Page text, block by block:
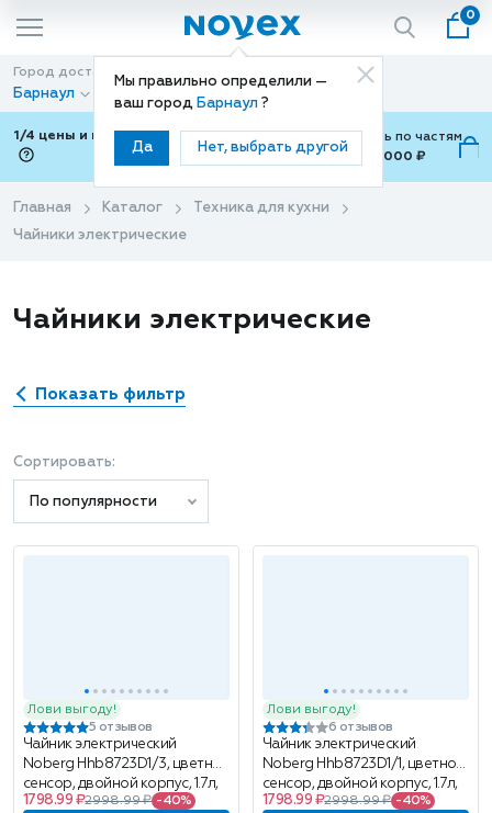
Мы правильно определили —
ваш город Барнаул ?
Да Нет, выбрать другой
0
Город доставки
Барнаул
Способ доставки
Доставка
1/4 цены и покупки ваши с Подели
Можно оплатить по частям
от 700 ₽ до 15,000 ₽
Главная Каталог
Техника для кухни
Чайники электрические
Чайники электрические
Показать фильтр
Сортировать:
По популярности
Лови выгоду!
5 отзывов
Чайник электрический
Noberg Hhb8723D1/3, цветной
сенсор, двойной корпус, 1.7л,
черный
1798.99 ₽2998.99 ₽ -40%
Лови выгоду!
6 отзывов
Чайник электрический
Noberg Hhb8723D1/1, цветной
сенсор, двойной корпус, 1.7л,
оливковый
1798.99 ₽2998.99 ₽ -40%